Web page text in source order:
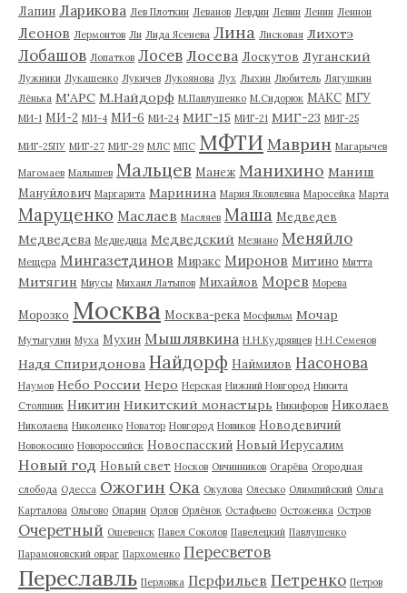
Лапин Ларикова Лев Плоткин Леванов Левдин Левин Ленин Леннон
Леонов Лермонтов Ли Лида Ясенева Лина Лисковая Лихотэ
Лобашов Лопатков Лосев Лосева Лоскутов Луганский
Лужники Лукашенко Лукичев Лукоянова Лух Лыхин Любитель Лягушкин
Лёнька М'АРС М.Найдорф М.Павлушенко М.Сидорюк МАКС МГУ
МИ-1 МИ-2 МИ-4 МИ-6 МИ-24 МИГ-15 МИГ-21 МИГ-23 МИГ-25
МИГ-25ПУ МИГ-27 МИГ-29 МЛС МПС МФТИ Маврин Магарычев
Магомаев Малышев Мальцев Манеж Манихино Маниш
Мануйлович Маргарита Маринина Мария Яковлевна Маросейка Марта
Маруценко Маслаев Масляев Маша Медведев
Медведева Медведица Медведский Мезиано Меняйло
Мещера Мингазетдинов Миракс Миронов Митино Митта
Митягин Миусы Михаил Латыпов Михайлов Морев Морева
Морозко Москва Москва-река Мосфильм Мочар
Мутыгулин Муха Мухин Мышлявкина Н.Н.Кудрявцев Н.Н.Семенов
Надя Спиридонова Найдорф Наймилов Насонова
Наумов Небо России Неро Нерская Нижний Новгород Никита
Столпник Никитин Никитский монастырь Никифоров Николаев
Николаева Николенко Новатор Новгород Новиков Новодевичий
Новокосино Новороссийск Новоспасский Новый Иерусалим
Новый год Новый свет Носков Овчинников Огарёва Огородная
слобода Одесса Ожогин Ока Окулова Олесько Олимпийский Ольга
Карталова Ольгово Опарин Орлов Орлёнок Остафьево Остоженка Остров
Очеретный Ошевенск Павел Соколов Павелецкий Павлушенко
Парамоновский овраг Пархоменко Пересветов
Переславль Перловка Перфильев Петренко Петров